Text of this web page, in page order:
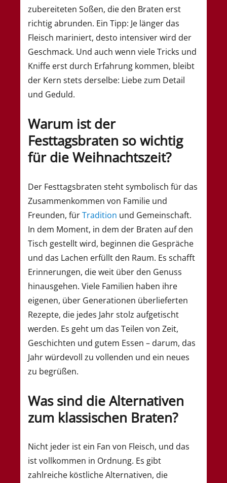
zubereiteten Soßen, die den Braten erst
richtig abrunden. Ein Tipp: Je länger das
Fleisch mariniert, desto intensiver wird der
Geschmack. Und auch wenn viele Tricks und
Kniffe erst durch Erfahrung kommen, bleibt
der Kern stets derselbe: Liebe zum Detail
und Geduld.
Warum ist der
Festtagsbraten so wichtig
für die Weihnachtszeit?
Der Festtagsbraten steht symbolisch für das
Zusammenkommen von Familie und
Freunden, fürTradition und Gemeinschaft.
In dem Moment, in dem der Braten auf den
Tisch gestellt wird, beginnen die Gespräche
und das Lachen erfüllt den Raum. Es schafft
Erinnerungen, die weit über den Genuss
hinausgehen. Viele Familien haben ihre
eigenen, über Generationen überlieferten
Rezepte, die jedes Jahr stolz aufgetischt
werden. Es geht um das Teilen von Zeit,
Geschichten und gutem Essen – darum, das
Jahr würdevoll zu vollenden und ein neues
zu begrüßen.
Was sind die Alternativen
zum klassischen Braten?
Nicht jeder ist ein Fan von Fleisch, und das
ist vollkommen in Ordnung. Es gibt
zahlreiche köstliche Alternativen, die